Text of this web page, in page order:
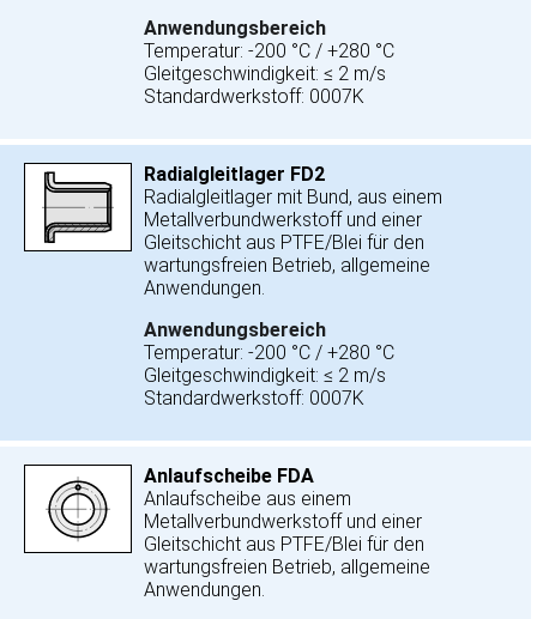
Anwendungsbereich
Temperatur: -200 °C / +280 °C
Gleitgeschwindigkeit: ≤ 2 m/s
Standardwerkstoff: 0007K
Radialgleitlager FD2
Radialgleitlager mit Bund, aus einem
Metallverbundwerkstoff und einer
Gleitschicht aus PTFE/Blei für den
wartungsfreien Betrieb, allgemeine
Anwendungen.
Anwendungsbereich
Temperatur: -200 °C / +280 °C
Gleitgeschwindigkeit: ≤ 2 m/s
Standardwerkstoff: 0007K
Anlaufscheibe FDA
Anlaufscheibe aus einem
Metallverbundwerkstoff und einer
Gleitschicht aus PTFE/Blei für den
wartungsfreien Betrieb, allgemeine
Anwendungen.